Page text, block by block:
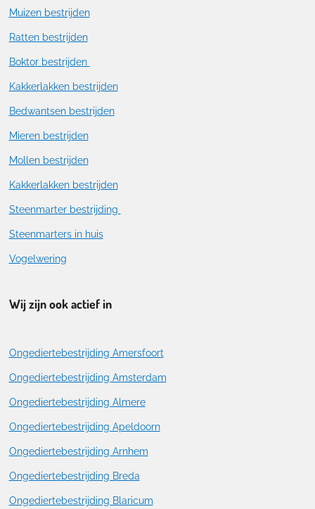
Muizen bestrijden
Ratten bestrijden
Boktor bestrijden
Kakkerlakken bestrijden
Bedwantsen bestrijden
Mieren bestrijden
Mollen bestrijden
Kakkerlakken bestrijden
Steenmarter bestrijding
Steenmarters in huis
Vogelwering
Wij zijn ook actief in
Ongediertebestrijding Amersfoort
Ongediertebestrijding Amsterdam
Ongediertebestrijding Almere
Ongediertebestrijding Apeldoorn
Ongediertebestrijding Arnhem
Ongediertebestrijding Breda
Ongediertebestrijding Blaricum